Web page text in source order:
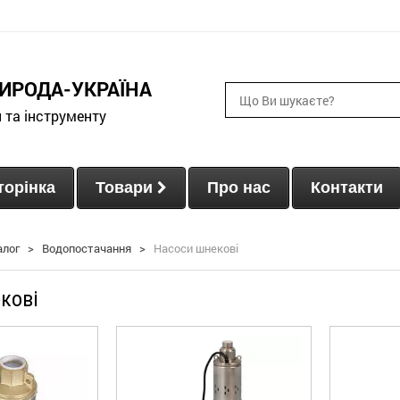
УКРАЇНА
та інструменту
Товари Про нас Контакти
> Водопостачання > Насоси шнекові